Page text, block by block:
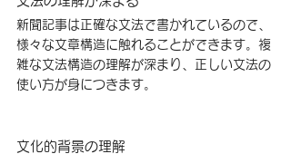
新聞記事は正確な文法で書かれているので、
様々な文章構造に触れることができます。複
雑な文法構造の理解が深まり、正しい文法の
使い方が身につきます。
文化的背景の理解